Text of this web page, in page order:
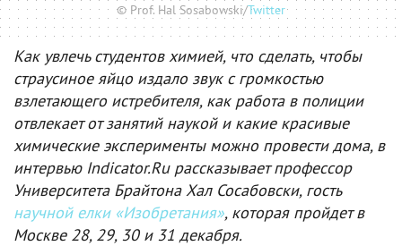
© Prof. Hal Sosabowski/Twitter
Как увлечь студентов химией, что сделать, чтобы
страусиное яйцо издало звук с громкостью
взлетающего истребителя, как работа в полиции
отвлекает от занятий наукой и какие красивые
химические эксперименты можно провести дома, в
интервью Indicator.Ru рассказывает профессор
Университета Брайтона Хал Сосабовски, гость
научной елки «Изобретания», которая пройдет в
Москве 28, 29, 30 и 31 декабря.